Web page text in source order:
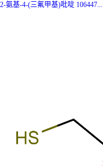
2-氨基-4-(三氟甲基)吡啶 106447...